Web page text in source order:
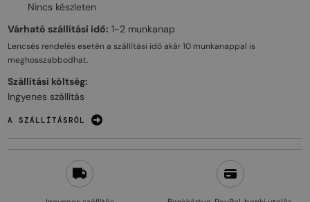
Nincs készleten
Várható szállítási idő: 1-2 munkanap
Lencsés rendelés esetén a szállítási idő akár10 munkanappal is
meghosszabbodhat.
Szállítási költség:
Ingyenes szállítás
A SZÁLLÍTÁSRÓL